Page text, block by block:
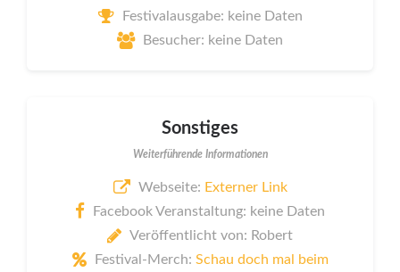
Festivalausgabe: keine Daten
Besucher: keine Daten
Sonstiges
Weiterführende Informationen
Webseite: Externer Link
Facebook Veranstaltung: keine Daten
Veröffentlicht von: Robert
Festival-Merch: Schau doch mal beim